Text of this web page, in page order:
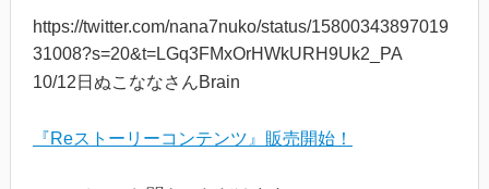
https://twitter.com/nana7nuko/status/15800343897019
31008?s=20&t=LGq3FMxOrHWkURH9Uk2_PA
10/12日ぬこななさんBrain
『Reストーリーコンテンツ』販売開始！